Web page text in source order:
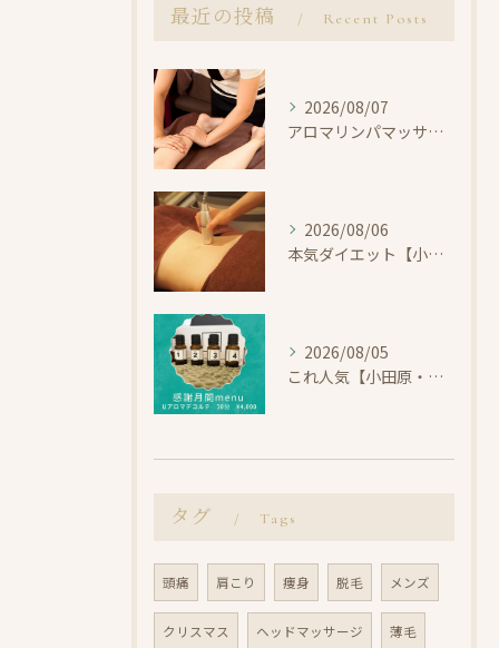
最近の投稿 Recent Posts
2026/08/07
アロマリンパマッサージで整えよう【小田原・エステ・リラク】
2026/08/06
本気ダイエット【小田原・エステ・痩身】
2026/08/05
これ人気【小田原・エステ・首コリ】
タグ Tags
頭痛 肩こり 痩身 脱毛 メンズ
クリスマス ヘッドマッサージ 薄毛